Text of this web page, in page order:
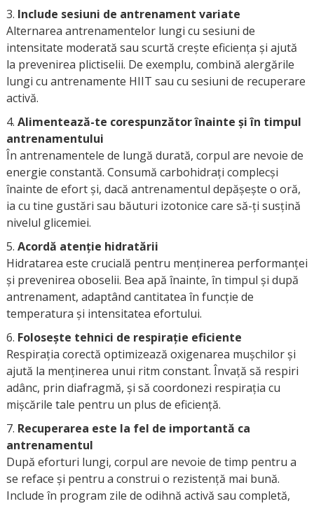
Include sesiuni de antrenament variate
Alternarea antrenamentelor lungi cu sesiuni de
intensitate moderată sau scurtă crește eficiența și ajută
la prevenirea plictiselii. De exemplu, combină alergările
lungi cu antrenamente HIIT sau cu sesiuni de recuperare
activă.
Alimentează-te corespunzător înainte și în timpul
antrenamentului
În antrenamentele de lungă durată, corpul are nevoie de
energie constantă. Consumă carbohidrați complecși
înainte de efort și, dacă antrenamentul depășește o oră,
ia cu tine gustări sau băuturi izotonice care să-ți susțină
nivelul glicemiei.
Acordă atenție hidratării
Hidratarea este crucială pentru menținerea performanței
și prevenirea oboselii. Bea apă înainte, în timpul și după
antrenament, adaptând cantitatea în funcție de
temperatura și intensitatea efortului.
Folosește tehnici de respirație eficiente
Respirația corectă optimizează oxigenarea mușchilor și
ajută la menținerea unui ritm constant. Învață să respiri
adânc, prin diafragmă, și să coordonezi respirația cu
mișcările tale pentru un plus de eficiență.
Recuperarea este la fel de importantă ca
antrenamentul
După eforturi lungi, corpul are nevoie de timp pentru a
se reface și pentru a construi o rezistență mai bună.
Include în program zile de odihnă activă sau completă,